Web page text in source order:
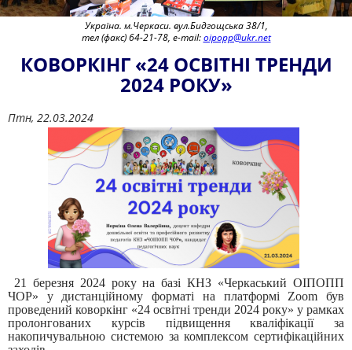
Україна. м.Черкаси. вул.Бидгощська 38/1,
тел (факс) 64-21-78, e-mail:oipopp@ukr.net
КОВОРКІНГ «24 ОСВІТНІ ТРЕНДИ
2024 РОКУ»
Птн, 22.03.2024
21 березня 2024 року на базі КНЗ «Черкаський ОІПОПП
ЧОР» у дистанційному форматі на платформі Zoom був
проведений коворкінг «24 освітні тренди 2024 року» у рамках
пролонгованих курсів підвищення кваліфікації за
накопичувальною системою за комплексом сертифікаційних